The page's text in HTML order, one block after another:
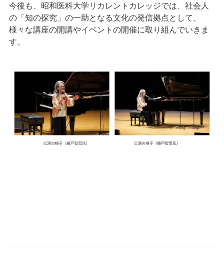
今後も、昭和医科大学リカレントカレッジでは、社会人
の「知の探究」の一助となる文化の発信拠点として、
様々な講座の開講やイベントの開催に取り組んでいきま
す。